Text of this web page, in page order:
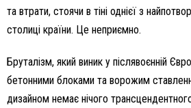
та втрати, стоячи в тіні однієї з
столиці країни. Це неприємно.
Бруталізм, який виник у післявоєнній
бетонними блоками та ворожим
дизайном немає нічого